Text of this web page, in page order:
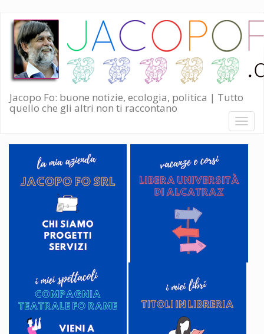
Salta
contenuto
principale
Jacopo Fo: buone notizie, ecologia, politica | Tutto
quello che gli altri non ti raccontano
Toggle